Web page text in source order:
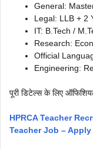
General:
Legal: LLB + 2
IT: B.Tech /
Research:
Official
Engineering:
पूरी डिटेल्स के लिए
HPRCA Teacher
Teacher Job – Apply